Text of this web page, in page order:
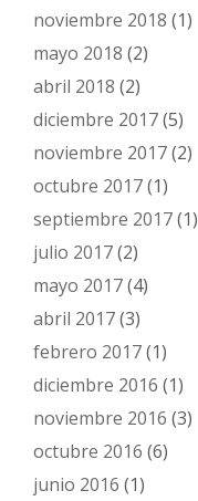
noviembre 2018 (1)
mayo 2018 (2)
abril 2018 (2)
diciembre 2017(5)
noviembre 2017(2)
octubre 2017(1)
septiembre 2017(1)
julio 2017(2)
mayo 2017(4)
abril 2017(3)
febrero 2017(1)
diciembre 2016 (1)
noviembre 2016 (3)
octubre 2016 (6)
junio 2016 (1)